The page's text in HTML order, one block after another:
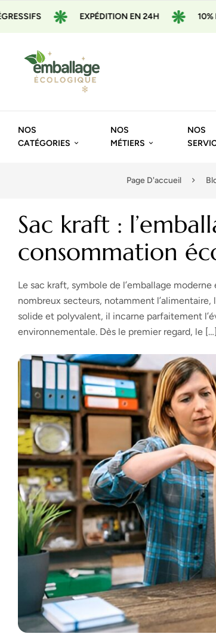
EXPÉDITION EN 24H 10% POUR
NOS
CATÉGORIES
NOS
MÉTIERS
NOS
Page D'accueil
Sac kraft :
consommation
Le sac kraft, symbole de l’emballage
nombreux secteurs, notamment
solide et polyvalent, il incarne parfaitement
environnementale. Dès le premier regard, le […]